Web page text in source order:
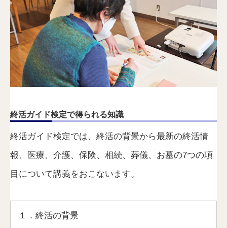
終活ガイド検定で得られる知識
終活ガイド検定では、終活の背景から最新の終活情
報、医療、介護、保険、相続、葬儀、お墓の7つの項
目について講義をおこないます。
１．終活の背景